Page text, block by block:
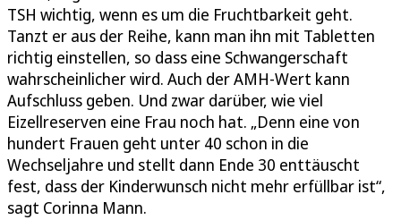
TSH wichtig, wenn es um die Fruchtbarkeit geht.
Tanzt er aus der Reihe, kann man ihn mit Tabletten
richtig einstellen, so dass eine Schwangerschaft
wahrscheinlicher wird. Auch der AMH-Wert kann
Aufschluss geben. Und zwar darüber, wie viel
Eizellreserven eine Frau noch hat. „Denn eine von
hundert Frauen geht unter 40 schon in die
Wechseljahre und stellt dann Ende 30 enttäuscht
fest, dass der Kinderwunsch nicht mehr erfüllbar ist“,
sagt Corinna Mann.